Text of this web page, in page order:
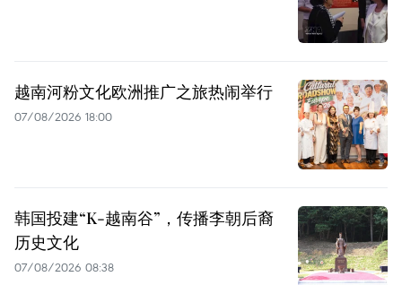
越南河粉文化欧洲推广之旅热闹举行
07/08/2026 18:00
韩国投建“K-越南谷”，传播李朝后裔
历史文化
07/08/2026 08:38